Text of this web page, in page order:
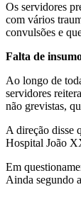
Os servidores
com vários
convulsões e
Falta de
Ao longo de
servidores
não grevistas,
A direção disse
Hospital João
Em
Ainda segundo